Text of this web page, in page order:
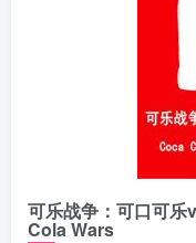
可乐战争：可口可
Cola Wars